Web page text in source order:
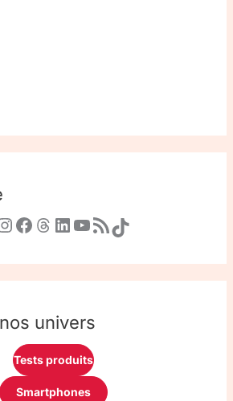
univers
Tests produits
Smartphones